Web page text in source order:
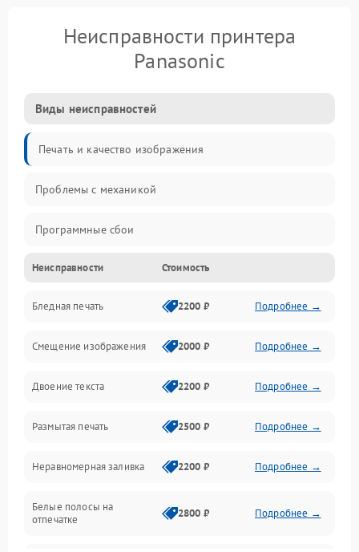
Неисправности принтера
Panasonic
Виды неисправностей
Печать и качество изображения
Проблемы с механикой
Программные сбои
Программные ошибки
Картриджи и расходники
Механика и узлы
Подключение и интерфейсы
Панель управления и индикация
Режим работы
Питание и запуск
Неисправности Стоимость
Бледная печать 2200 ₽ Подробнее →
Смещение изображения 2000 ₽ Подробнее →
Двоение текста 2200 ₽ Подробнее →
Размытая печать 2500 ₽ Подробнее →
Неравномерная заливка 2200 ₽ Подробнее →
Белые полосы на
отпечатке
2800 ₽ Подробнее →